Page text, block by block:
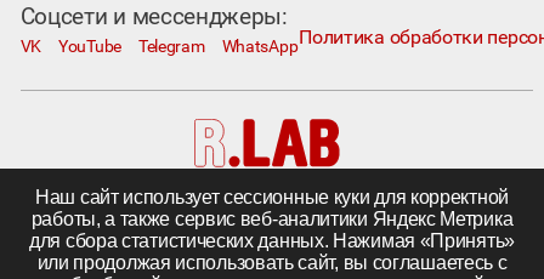
Соцсети и мессенджеры:
VK YouTube Telegram WhatsAppПолитика обработки
Москва, Коровий Вал, д. 1А, стр. 1
Телефон:+7 495 230−1000; e-mail:in@rlab.ru
Другие города|Поставка комплектующих
Наш сайт использует сессионные куки для корректной
работы, а также сервис веб-аналитики Яндекс Метрика
для сбора статистических данных. Нажимая «Принять»
или продолжая использовать сайт, вы соглашаетесь с